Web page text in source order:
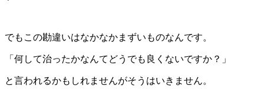
でもこの勘違いはなかなかまずいものなんです。
「何して治ったかなんてどうでも良くないですか？」
と言われるかもしれませんがそうはいきません。